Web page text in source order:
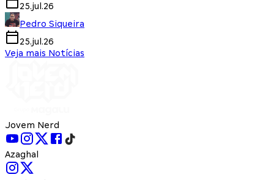
25.jul.26
Pedro Siqueira
25.jul.26
Veja mais Notícias
Jovem Nerd
Azaghal